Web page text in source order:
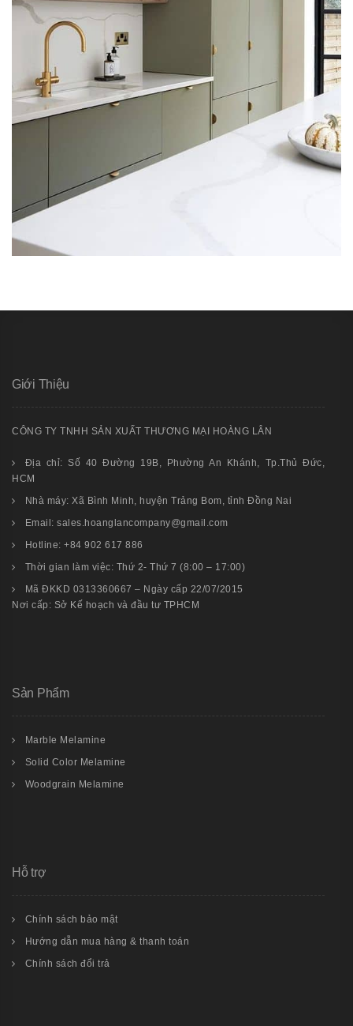
Giới Thiệu
CÔNG TY TNHH SẢN XUẤT THƯƠNG MẠI HOÀNG LÂN
Địa chỉ: Số 40 Đường 19B, Phường An Khánh, Tp.Thủ Đức,
HCM
Nhà máy: Xã Bình Minh, huyện Trảng Bom, tỉnh Đồng Nai
Email: sales.hoanglancompany@gmail.com
Hotline: +84 902 617 886
Thời gian làm việc: Thứ 2- Thứ 7 (8:00 – 17:00)
Mã ĐKKD 0313360667 – Ngày cấp 22/07/2015
Nơi cấp: Sở Kế hoạch và đầu tư TPHCM
Sản Phẩm
Marble Melamine
Solid Color Melamine
Woodgrain Melamine
Hỗ trợ
Chính sách bảo mật
Hướng dẫn mua hàng & thanh toán
Chính sách đổi trả